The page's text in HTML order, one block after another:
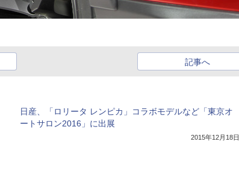
記事へ
日産、「ロリータ レンピカ」コラボモデルなど「東京オ
ートサロン2016」に出展
2015年12月18日